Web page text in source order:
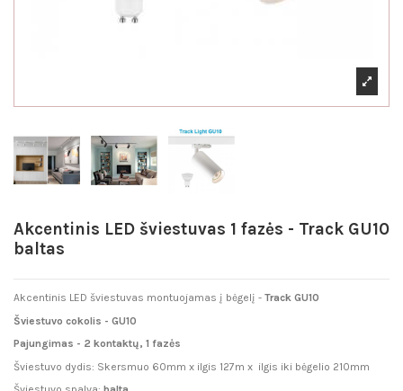
Akcentinis LED šviestuvas 1 fazės - Track GU10
baltas
Akcentinis LED šviestuvas montuojamas į bėgelį - Track GU10
Šviestuvo cokolis - GU10
Pajungimas - 2 kontaktų, 1 fazės
Šviestuvo dydis: Skersmuo 60mm x ilgis 127m x ilgis iki bėgelio 210mm